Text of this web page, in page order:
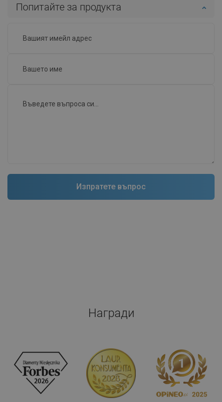
Попитайте за продукта
Награди